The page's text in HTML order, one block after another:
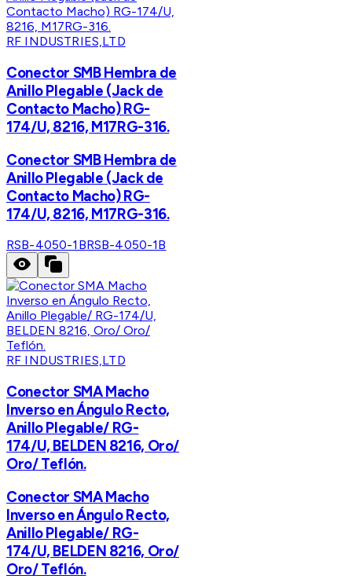
RF INDUSTRIES,LTD
Conector SMB Hembra de
Anillo Plegable (Jack de
Contacto Macho) RG-
174/U, 8216, M17RG-316.
Conector SMB Hembra de
Anillo Plegable (Jack de
Contacto Macho) RG-
174/U, 8216, M17RG-316.
RSB-4050-1BRSB-4050-1B
RF INDUSTRIES,LTD
Conector SMA Macho
Inverso en Ángulo Recto,
Anillo Plegable/ RG-
174/U, BELDEN 8216, Oro/
Oro/ Teflón.
Conector SMA Macho
Inverso en Ángulo Recto,
Anillo Plegable/ RG-
174/U, BELDEN 8216, Oro/
Oro/ Teflón.